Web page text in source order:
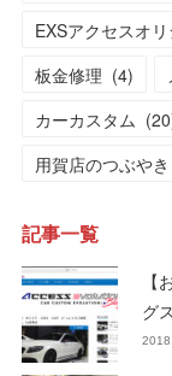
EXSアクセスオ
板金修理 (4)
カーカスタム (20
用賀店のつぶやき
記事一覧
【
グ